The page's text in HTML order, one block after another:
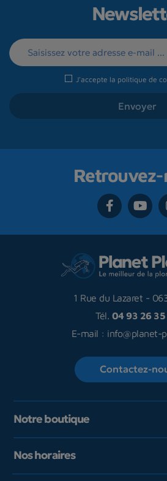
J'accepte la politique de
Retrouvez-
1 Rue du Lazaret -
Tél. 04 93 26
E-mail : info@planet-
Contactez-
Notre boutique
Nos horaires